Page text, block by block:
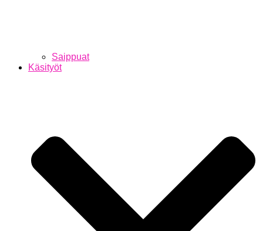
Saippuat
Käsityöt